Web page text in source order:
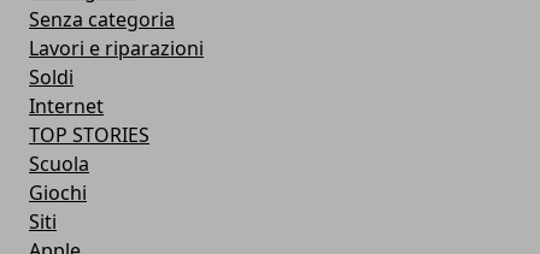
Senza categoria
Lavori e riparazioni
Soldi
Internet
TOP STORIES
Scuola
Giochi
Siti